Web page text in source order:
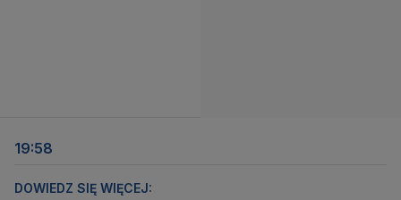
19:58
DOWIEDZ SIĘ WIĘCEJ: